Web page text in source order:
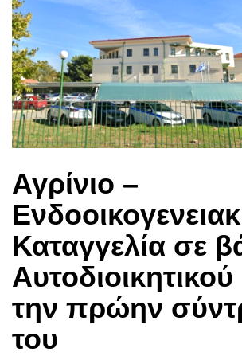
Αγρίνιο –
Καταγγελία σε
την πρώην
του